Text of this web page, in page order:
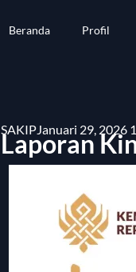
Beranda Profil
SAKIPJanuari 29, 2026
Laporan